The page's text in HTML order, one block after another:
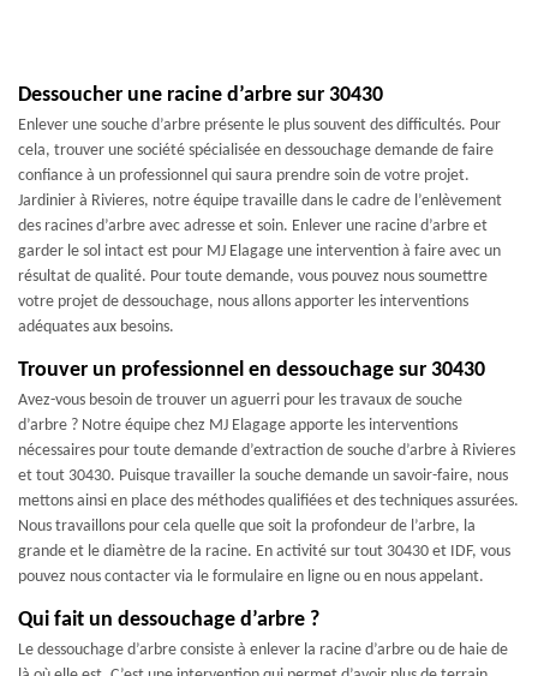
Dessoucher une racine d’arbre sur 30430
Enlever une souche d’arbre présente le plus souvent des difficultés. Pour
cela, trouver une société spécialisée en dessouchage demande de faire
confiance à un professionnel qui saura prendre soin de votre projet.
Jardinier à Rivieres, notre équipe travaille dans le cadre de l’enlèvement
des racines d’arbre avec adresse et soin. Enlever une racine d’arbre et
garder le sol intact est pour MJ Elagage une intervention à faire avec un
résultat de qualité. Pour toute demande, vous pouvez nous soumettre
votre projet de dessouchage, nous allons apporter les interventions
adéquates aux besoins.
Trouver un professionnel en dessouchage sur 30430
Avez-vous besoin de trouver un aguerri pour les travaux de souche
d’arbre ? Notre équipe chez MJ Elagage apporte les interventions
nécessaires pour toute demande d’extraction de souche d’arbre à Rivieres
et tout 30430. Puisque travailler la souche demande un savoir-faire, nous
mettons ainsi en place des méthodes qualifiées et des techniques assurées.
Nous travaillons pour cela quelle que soit la profondeur de l’arbre, la
grande et le diamètre de la racine. En activité sur tout 30430 et IDF, vous
pouvez nous contacter via le formulaire en ligne ou en nous appelant.
Qui fait un dessouchage d’arbre ?
Le dessouchage d’arbre consiste à enlever la racine d’arbre ou de haie de